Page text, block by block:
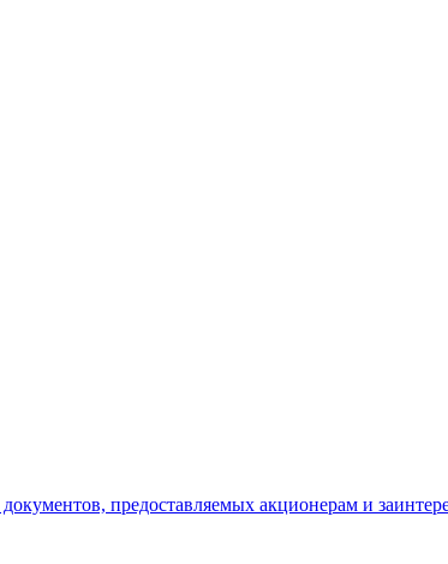
предоставляемых акционерам и